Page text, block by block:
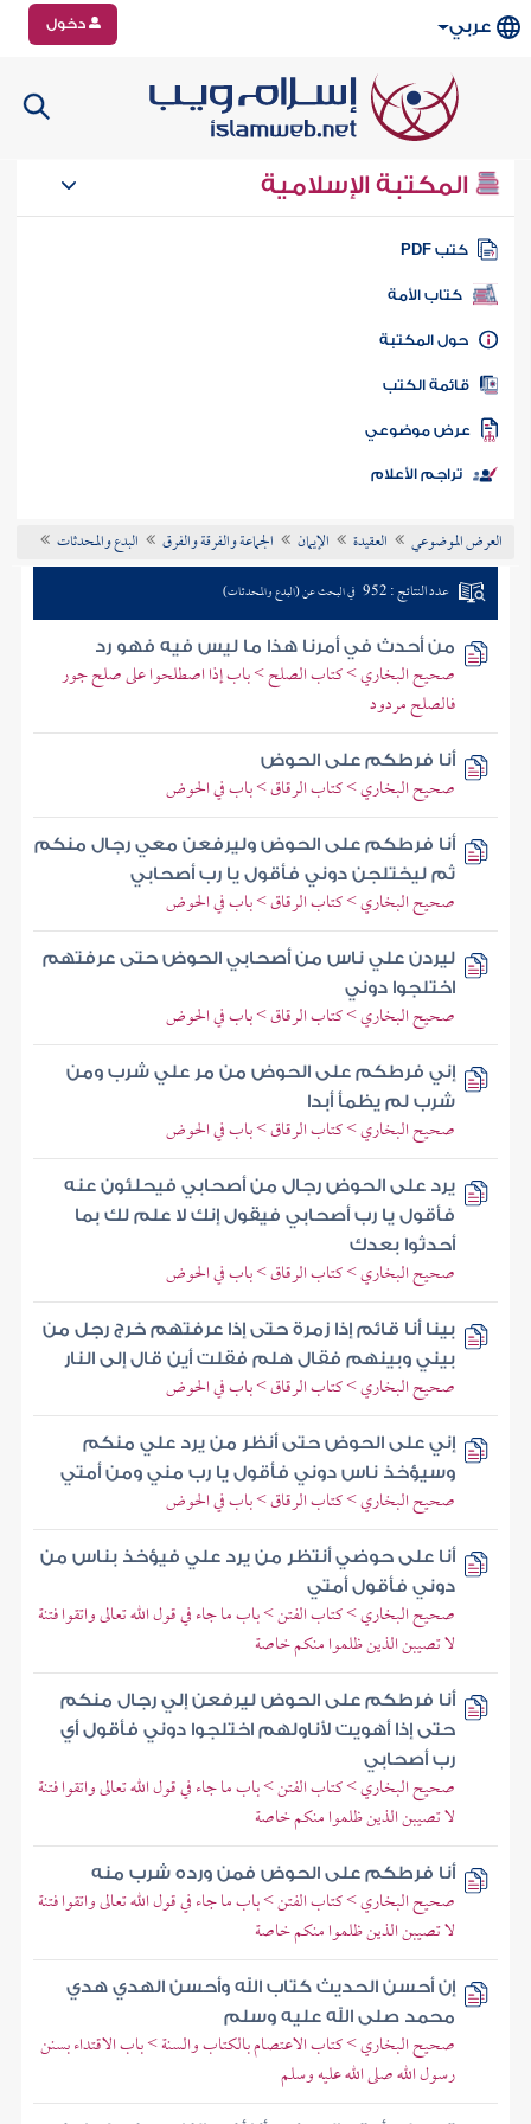
عربي دخول
المكتبة الإسلامية
كتب PDF
كتاب الأمة
المكتبة
الكتب
موضوعي
تراجم الأعلام
العرض الموضوعي العقيدة الإيمان الجماعة والفرقة والفرق البدع والمحدثات
عدد النتائج : 952 في البحث عن (البدع والمحدثات)
من أحدث في أمرنا هذا ما ليس فيه فهو رد
صحيح البخاري > كتاب الصلح > باب إذا اصطلحوا على صلح جور
فالصلح مردود
أنا فرطكم على الحوض
صحيح البخاري > كتاب الرقاق > باب في الحوض
أنا فرطكم على الحوض وليرفعن معي رجال منكم
ثم ليختلجن دوني فأقول يا رب أصحابي
صحيح البخاري > كتاب الرقاق > باب في الحوض
ليردن علي ناس من أصحابي الحوض حتى عرفتهم
اختلجوا دوني
صحيح البخاري > كتاب الرقاق > باب في الحوض
إني فرطكم على الحوض من مر علي شرب ومن
شرب لم يظمأ أبدا
صحيح البخاري > كتاب الرقاق > باب في الحوض
يرد على الحوض رجال من أصحابي فيحلئون عنه
فأقول يا رب أصحابي فيقول إنك لا علم لك بما
أحدثوا بعدك
صحيح البخاري > كتاب الرقاق > باب في الحوض
بينا أنا قائم إذا زمرة حتى إذا عرفتهم خرج رجل من
بيني وبينهم فقال هلم فقلت أين قال إلى النار
صحيح البخاري > كتاب الرقاق > باب في الحوض
إني على الحوض حتى أنظر من يرد علي منكم
وسيؤخذ ناس دوني فأقول يا رب مني ومن أمتي
صحيح البخاري > كتاب الرقاق > باب في الحوض
أنا على حوضي أنتظر من يرد علي فيؤخذ بناس من
دوني فأقول أمتي
صحيح البخاري > كتاب الفتن > باب ما جاء في قول الله تعالى واتقوا فتنة
لا تصيبن الذين ظلموا منكم خاصة
أنا فرطكم على الحوض ليرفعن إلي رجال منكم
حتى إذا أهويت لأناولهم اختلجوا دوني فأقول أي
رب أصحابي
صحيح البخاري > كتاب الفتن > باب ما جاء في قول الله تعالى واتقوا فتنة
لا تصيبن الذين ظلموا منكم خاصة
أنا فرطكم على الحوض فمن ورده شرب منه
صحيح البخاري > كتاب الفتن > باب ما جاء في قول الله تعالى واتقوا فتنة
لا تصيبن الذين ظلموا منكم خاصة
إن أحسن الحديث كتاب الله وأحسن الهدي هدي
محمد صلى الله عليه وسلم
صحيح البخاري > كتاب الاعتصام بالكتاب والسنة > باب الاقتداء بسنن
رسول الله صلى الله عليه وسلم